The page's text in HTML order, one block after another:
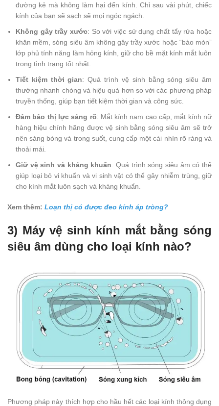
đường kẻ mà không làm hại đến kính. Chỉ sau vài phút, chiếc
kính của bạn sẽ sạch sẽ mọi ngóc ngách.
Không gây trầy xước: So với việc sử dụng chất tẩy rửa hoặc
khăn mềm, sóng siêu âm không gây trầy xước hoặc “bào mòn”
lớp phủ tính năng làm hỏng kính, giữ cho bề mặt kính mắt luôn
trong tình trạng tốt nhất.
Tiết kiệm thời gian: Quá trình vệ sinh bằng sóng siêu âm
thường nhanh chóng và hiệu quả hơn so với các phương pháp
truyền thống, giúp bạn tiết kiệm thời gian và công sức.
Đảm bảo thị lực sáng rõ: Mắt kính nam cao cấp, mắt kính nữ
hàng hiệu chính hãng được vệ sinh bằng sóng siêu âm sẽ trở
nên sáng bóng và trong suốt, cung cấp một cái nhìn rõ ràng và
thoải mái.
Giữ vệ sinh và kháng khuẩn: Quá trình sóng siêu âm có thể
giúp loại bỏ vi khuẩn và vi sinh vật có thể gây nhiễm trùng, giữ
cho kính mắt luôn sạch và kháng khuẩn.
Xem thêm: Loạn thị có được đeo kính áp tròng?
3) Máy vệ sinh kính mắt bằng sóng
siêu âm dùng cho loại kính nào?
Phương pháp này thích hợp cho hầu hết các loại kính thông dụng